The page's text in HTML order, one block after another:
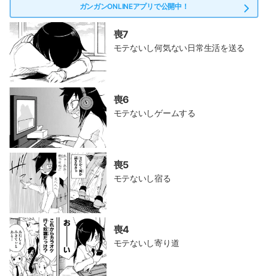
ガンガンONLINEアプリで公開中！
喪7
モテないし何気ない日常生活を送る
喪6
モテないしゲームする
喪5
モテないし宿る
喪4
モテないし寄り道